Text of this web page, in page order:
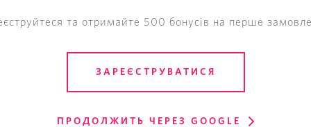
та отримайте 500 бонусів на перше
ЗАРЕЄСТРУВАТИСЯ
ПРОДОЛЖИТЬ ЧЕРЕЗ GOOGLE